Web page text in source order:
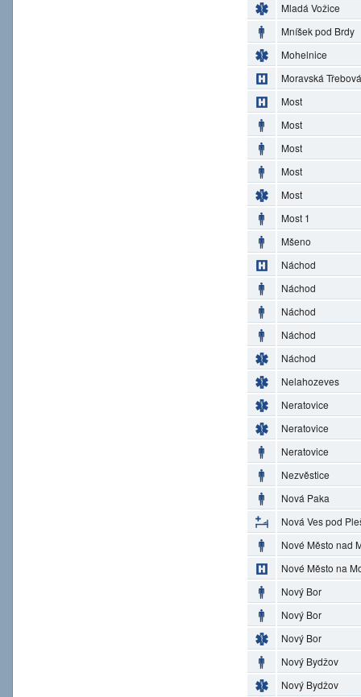
Mladá Vožice
Mníšek pod Brdy
Mohelnice
Moravská Třebová
Most
Most
Most
Most
Most
Most 1
Mšeno
Náchod
Náchod
Náchod
Náchod
Náchod
Nelahozeves
Neratovice
Neratovice
Neratovice
Nezvěstice
Nová Paka
Nová Ves pod
Nové Město nad
Nové Město na
Nový Bor
Nový Bor
Nový Bor
Nový Bydžov
Nový Bydžov